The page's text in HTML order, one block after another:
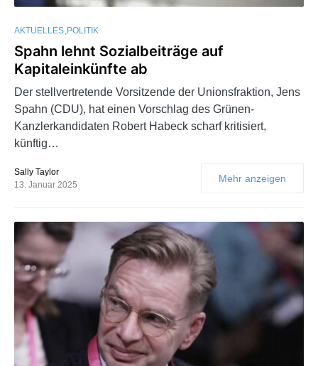
AKTUELLES POLITIK
Spahn lehnt Sozialbeiträge auf
Kapitaleinkünfte ab
Der stellvertretende Vorsitzende der Unionsfraktion, Jens
Spahn (CDU), hat einen Vorschlag des Grünen-
Kanzlerkandidaten Robert Habeck scharf kritisiert,
künftig…
Sally Taylor
13. Januar 2025
Mehr anzeigen